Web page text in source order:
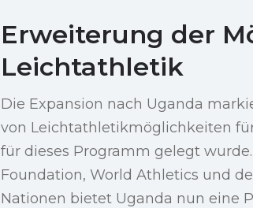
Erweiterung der
Leichtathletik
Die Expansion nach Uganda
von Leichtathletikmöglichkeiten
für dieses Programm gelegt
Foundation, World Athletics und
Nationen bietet Uganda nun eine